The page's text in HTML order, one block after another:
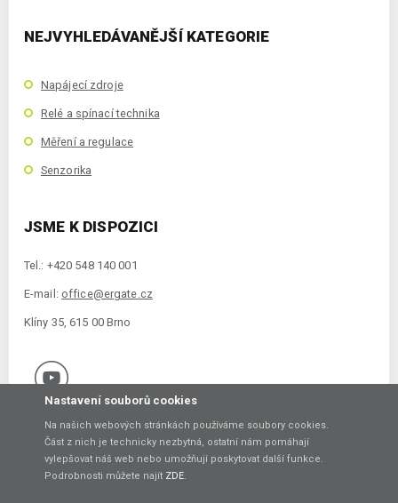
NEJVYHLEDÁVANĚJŠÍ KATEGORIE
Napájecí zdroje
Relé a spínací technika
Měření a regulace
Senzorika
JSME K DISPOZICI
Tel.: +420 548 140 001
E-mail: office@ergate.cz
Klíny 35, 615 00 Brno
Copyright © 2021 ERGATE Automation s.r.o., Klíny 35, 61500 Brno
Nastavení souborů cookies
Na našich webových stránkách používáme soubory cookies.
Část z nich je technicky nezbytná, ostatní nám pomáhají
vylepšovat náš web nebo umožňují poskytovat další funkce.
Podrobnosti můžete najít ZDE.